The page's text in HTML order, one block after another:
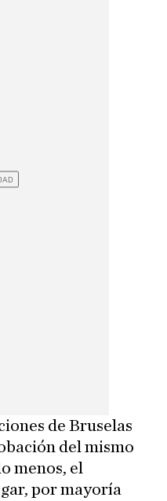
de Bruselas
del mismo
menos, el
por mayoría